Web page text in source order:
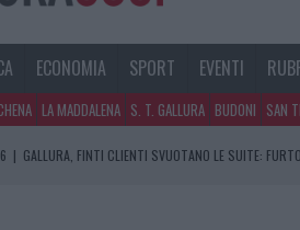
ECONOMIA SPORT EVENTI
LA MADDALENA S. T. GALLURA BUDONI SAN
| GALLURA, FINTI CLIENTI SVUOTANO LE SUITE: